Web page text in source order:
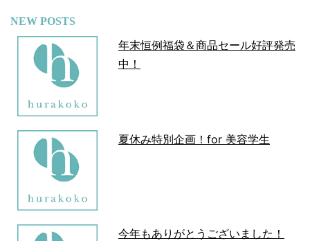
NEW POSTS
年末恒例福袋＆商品セール好評発売
中！
夏休み特別企画！for 美容学生
今年もありがとうございました！